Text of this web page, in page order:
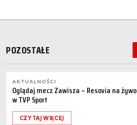
POZOSTAŁE
AKTUALNOŚCI
Oglądaj mecz Zawisza – Resovia na żywo
w TVP Sport
CZYTAJ WIĘCEJ